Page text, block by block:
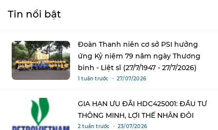
Tin nổi bật
Đoàn Thanh niên cơ sở PSI hưởng
ứng Kỷ niệm 79 năm ngày Thương
binh - Liệt sĩ (27/7/1947 - 27/7/2026)
1 tuần trước ・ 27/07/2026
GIA HẠN ƯU ĐÃI HDC425001: ĐẦU TƯ
THÔNG MINH, LỢI THẾ NHÂN ĐÔI
2 tuần trước ・ 23/07/2026